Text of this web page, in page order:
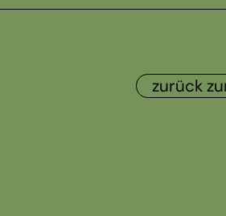
zurück